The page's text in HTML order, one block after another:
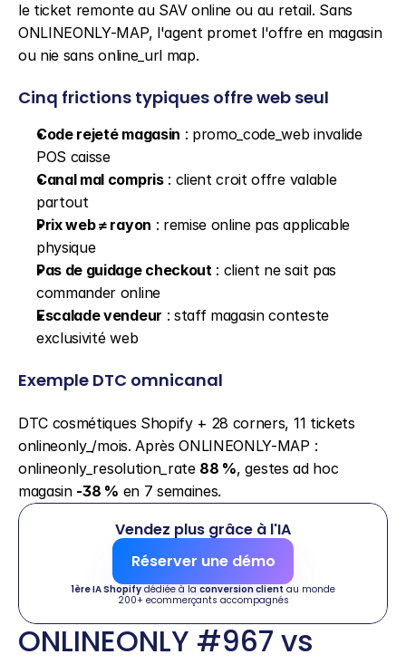
le ticket remonte au SAV online ou au retail. Sans
ONLINEONLY-MAP, l'agent promet l'offre en magasin
ou nie sans online_url map.
Cinq frictions typiques offre web seul
Code rejeté magasin : promo_code_web invalide
POS caisse
Canal mal compris : client croit offre valable
partout
Prix web ≠ rayon : remise online pas applicable
physique
Pas de guidage checkout : client ne sait pas
commander online
Escalade vendeur : staff magasin conteste
exclusivité web
Exemple DTC omnicanal
DTC cosmétiques Shopify + 28 corners, 11 tickets
onlineonly_/mois. Après ONLINEONLY-MAP :
onlineonly_resolution_rate 88 %, gestes ad hoc
magasin -38 % en 7 semaines.
Vendez plus grâce à l'IA
Réserver une démo
1ère IA Shopify dédiée à la conversion client au monde
200+ ecommerçants accompagnés
ONLINEONLY #967 vs